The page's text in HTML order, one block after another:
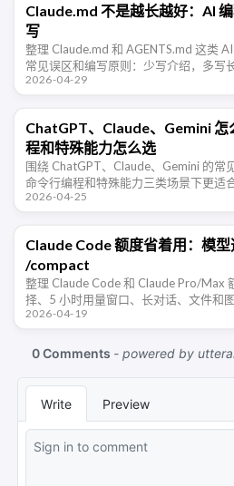
Claude.md 不是越长越好：AI
写
整理 Claude.md 和 AGENTS.md 这类
常见误区和编写原则：少写介绍，多写
到技能或命令里。
2026-04-29
ChatGPT、Claude、Gemini 怎
程和特殊能力怎么选
围绕 ChatGPT、Claude、Gemini 的常
命令行编程和特殊能力三类场景下更适
易踩的使用误区。
2026-04-25
Claude Code 额度省着用：模
/compact
整理 Claude Code 和 Claude Pro/Max
择、5 小时用量窗口、长对话、文件和
CLAUDE.md、MCP 与 skills，并给出 …
2026-04-19